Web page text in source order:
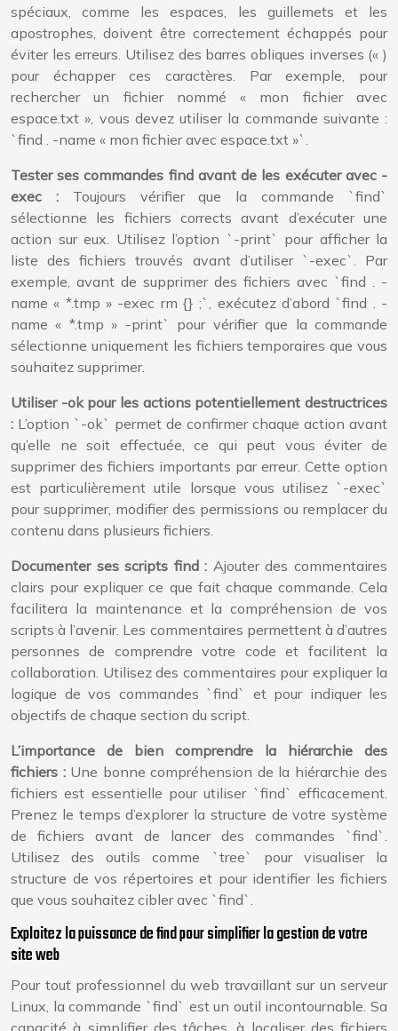
spéciaux, comme les espaces, les guillemets et les
apostrophes, doivent être correctement échappés pour
éviter les erreurs. Utilisez des barres obliques inverses (« )
pour échapper ces caractères. Par exemple, pour
rechercher un fichier nommé « mon fichier avec
espace.txt », vous devez utiliser la commande suivante :
`find . -name « mon fichier avec espace.txt »`.
Tester ses commandes find avant de les exécuter avec -
exec : Toujours vérifier que la commande `find`
sélectionne les fichiers corrects avant d’exécuter une
action sur eux. Utilisez l’option `-print` pour afficher la
liste des fichiers trouvés avant d’utiliser `-exec`. Par
exemple, avant de supprimer des fichiers avec `find . -
name « *.tmp » -exec rm {} ;`, exécutez d’abord `find . -
name « *.tmp » -print` pour vérifier que la commande
sélectionne uniquement les fichiers temporaires que vous
souhaitez supprimer.
Utiliser -ok pour les actions potentiellement destructrices
: L’option `-ok` permet de confirmer chaque action avant
qu’elle ne soit effectuée, ce qui peut vous éviter de
supprimer des fichiers importants par erreur. Cette option
est particulièrement utile lorsque vous utilisez `-exec`
pour supprimer, modifier des permissions ou remplacer du
contenu dans plusieurs fichiers.
Documenter ses scripts find : Ajouter des commentaires
clairs pour expliquer ce que fait chaque commande. Cela
facilitera la maintenance et la compréhension de vos
scripts à l’avenir. Les commentaires permettent à d’autres
personnes de comprendre votre code et facilitent la
collaboration. Utilisez des commentaires pour expliquer la
logique de vos commandes `find` et pour indiquer les
objectifs de chaque section du script.
L’importance de bien comprendre la hiérarchie des
fichiers : Une bonne compréhension de la hiérarchie des
fichiers est essentielle pour utiliser `find` efficacement.
Prenez le temps d’explorer la structure de votre système
de fichiers avant de lancer des commandes `find`.
Utilisez des outils comme `tree` pour visualiser la
structure de vos répertoires et pour identifier les fichiers
que vous souhaitez cibler avec `find`.
Exploitez la puissance de find pour simplifier la gestion de votre
site web
Pour tout professionnel du web travaillant sur un serveur
Linux, la commande `find` est un outil incontournable. Sa
capacité à simplifier des tâches, à localiser des fichiers